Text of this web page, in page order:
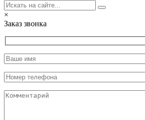
×
Заказ звонка